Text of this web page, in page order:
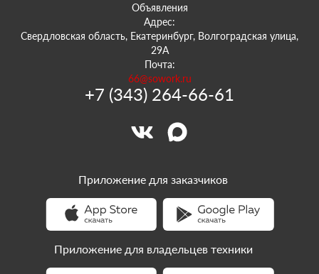
Объявления
Адрес:
Свердловская область, Екатеринбург, Волгоградская улица,
29А
Почта:
66@sowork.ru
+7 (343) 264-66-61
Приложение для заказчиков
Приложение для владельцев техники